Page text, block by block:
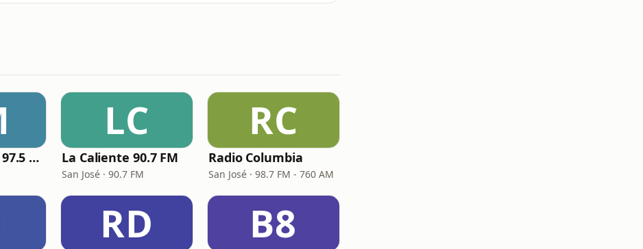
Radio Musical 97.5 FM
LC
La Caliente 90.7 FM
San José · 90.7 FM
RC
Radio Columbia
San José · 98.7 FM - 760 AM
RD B8